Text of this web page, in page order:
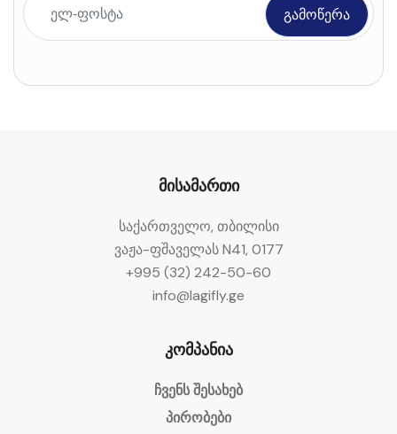
მისამართი
საქართველო, თბილისი
ვაჟა-ფშაველას N41, 0177
+995 (32) 242-50-60
info@lagifly.ge
კომპანია
ჩვენს შესახებ
პირობები